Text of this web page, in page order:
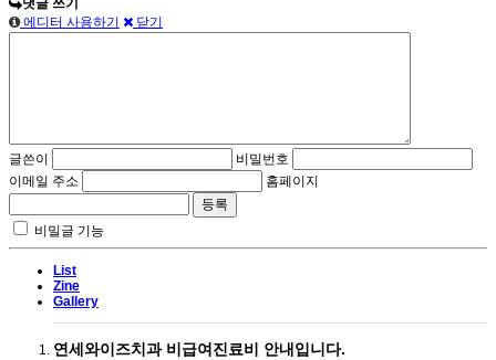
댓글 쓰기
에디터 사용하기
닫기
글쓴이
비밀번호
이메일 주소
홈페이지
비밀글 기능
List
Zine
Gallery
연세와이즈치과 비급여진료비 안내입니다.